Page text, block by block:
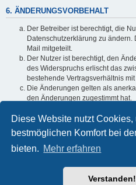
Diese Website nutzt Cookies,
bestmöglichen Komfort bei
bieten. Mehr erfahren
Verstanden!
6. ÄNDERUNGSVORBEHALT
Der Betreiber ist berechtigt, die
Datenschutzerklärung zu
Mail mitgeteilt.
Der Nutzer ist berechtigt, den
des Widerspruchs erlischt das
bestehende Vertragsverhältnis
Die Änderungen gelten als
den Änderungen zugestimmt hat.
Informationen über den Umgang
sind in der Datenschutzerklärung
Powered byphpBB® Forum